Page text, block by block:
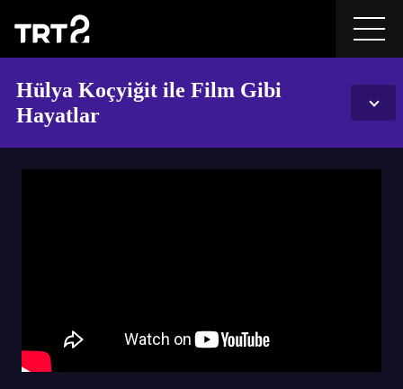
Hülya Koçyiğit ile Film Gibi
Hayatlar